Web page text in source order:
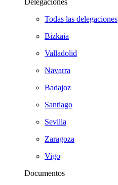
Delegaciones
Todas las delegaciones
Bizkaia
Valladolid
Navarra
Badajoz
Santiago
Sevilla
Zaragoza
Vigo
Documentos